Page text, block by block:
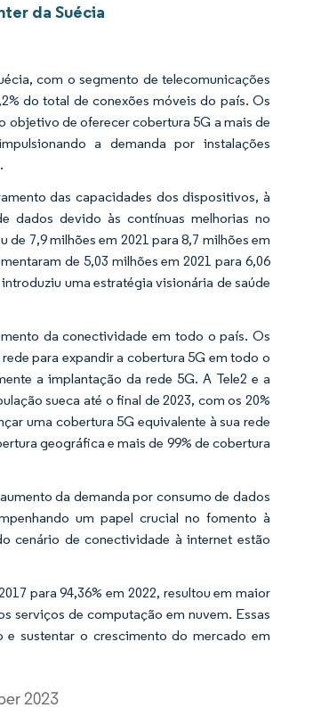
da Suécia
com o segmento de telecomunicações
do total de conexões móveis do país. Os
objetivo de oferecer cobertura 5G a mais de
a demanda por instalações
das capacidades dos dispositivos, à
dados devido às contínuas melhorias no
7,9 milhões em 2021 para 8,7 milhões em
de 5,03 milhões em 2021 para 6,06
uma estratégia visionária de saúde
da conectividade em todo o país. Os
para expandir a cobertura 5G em todo o
a implantação da rede 5G. A Tele2 e a
sueca até o final de 2023, com os 20%
uma cobertura 5G equivalente à sua rede
geográfica e mais de 99% de cobertura
da demanda por consumo de dados
um papel crucial no fomento à
cenário de conectividade à internet estão
para 94,36% em 2022, resultou em maior
serviços de computação em nuvem. Essas
e sustentar o crescimento do mercado em